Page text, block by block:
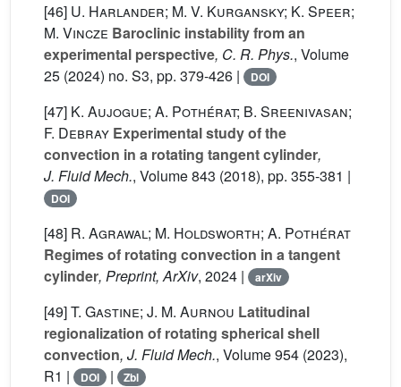
[46] U. Harlander; M. V. Kurgansky; K. Speer;
M. Vincze Baroclinic instability from an
experimental perspective, C. R. Phys., Volume
25 (2024) no. S3, pp. 379-426 | DOI
[47] K. Aujogue; A. Pothérat; B. Sreenivasan;
F. Debray Experimental study of the
convection in a rotating tangent cylinder,
J. Fluid Mech., Volume 843 (2018), pp. 355-381 |
DOI
[48] R. Agrawal; M. Holdsworth; A. Pothérat
Regimes of rotating convection in a tangent
cylinder, Preprint, ArXiv, 2024 | arXiv
[49]T. Gastine; J. M. Aurnou Latitudinal
regionalization of rotating spherical shell
convection, J. Fluid Mech., Volume 954 (2023),
R1 |
DOI | Zbl